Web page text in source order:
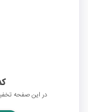
در این صفحه